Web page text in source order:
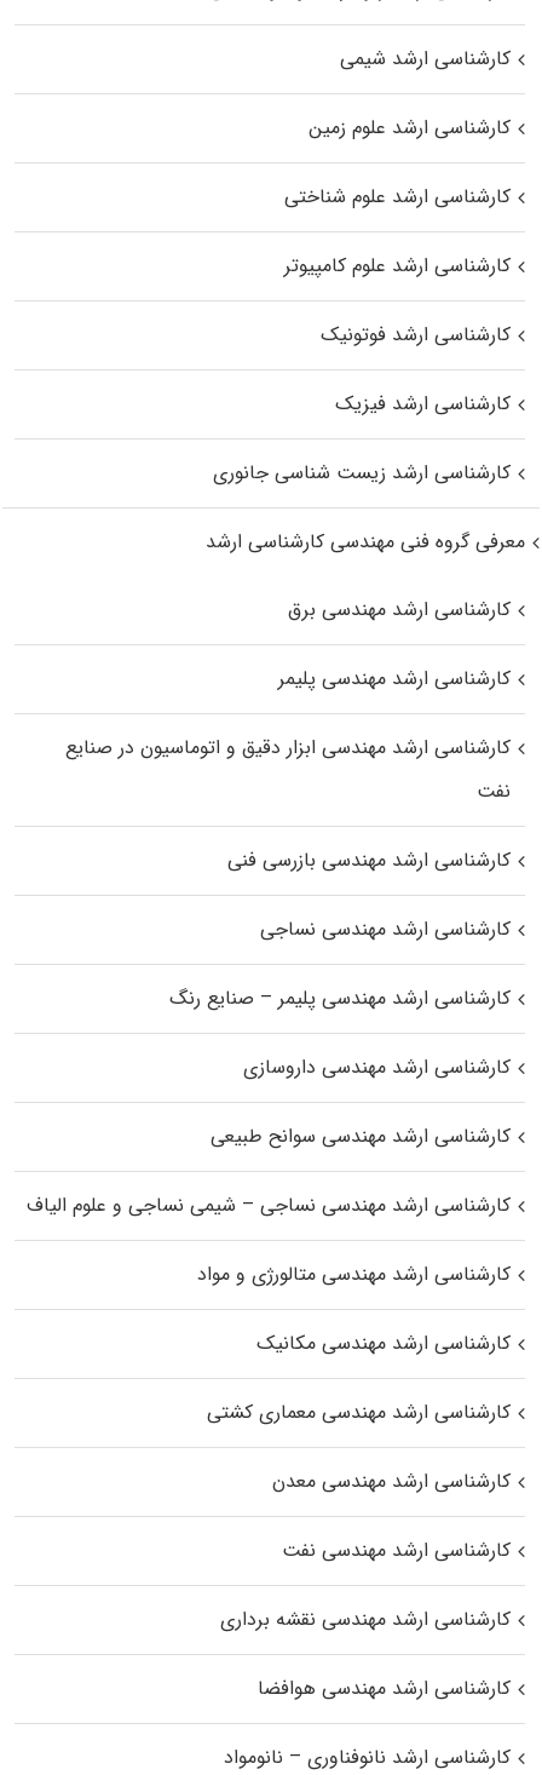
کارشناسی ارشد شیمی
کارشناسی ارشد علوم زمین
کارشناسی ارشد علوم شناختی
کارشناسی ارشد علوم کامپیوتر
کارشناسی ارشد فوتونیک
کارشناسی ارشد فیزیک
کارشناسی ارشد زیست‌ شناسی جانوری
معرفی گروه فنی مهندسی کارشناسی ارشد
کارشناسی ارشد مهندسی برق
کارشناسی ارشد مهندسی پلیمر
کارشناسی ارشد مهندسی ابزار دقیق و اتوماسیون در صنایع
نفت
کارشناسی ارشد مهندسی بازرسی فنی
کارشناسی ارشد مهندسی نساجی
کارشناسی ارشد مهندسی پلیمر – صنایع رنگ
کارشناسی ارشد مهندسی داروسازی
کارشناسی ارشد مهندسی سوانح طبیعی
کارشناسی ارشد مهندسی نساجی – شیمی نساجی و علوم الیاف
کارشناسی ارشد مهندسی متالورژی و مواد
کارشناسی ارشد مهندسی مکانیک
کارشناسی ارشد مهندسی معماری کشتی
کارشناسی ارشد مهندسی معدن
کارشناسی ارشد مهندسی نفت
کارشناسی ارشد مهندسی نقشه برداری
کارشناسی ارشد مهندسی هوافضا
کارشناسی ارشد نانوفناوری – نانومواد